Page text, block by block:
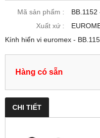
Mã sản phẩm :
BB.1152
Xuất xứ :
Kính hiển vi euromex -
Hàng có sẵn
CHI TIẾT